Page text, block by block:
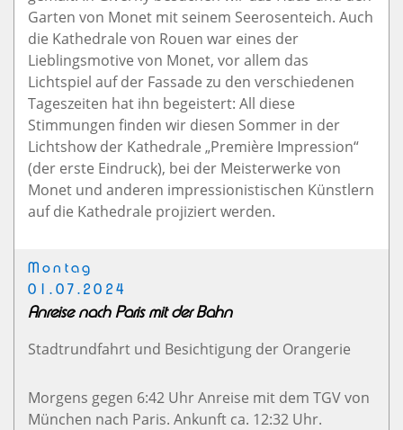
Garten von Monet mit seinem Seerosenteich. Auch
die Kathedrale von Rouen war eines der
Lieblingsmotive von Monet, vor allem das
Lichtspiel auf der Fassade zu den verschiedenen
Tageszeiten hat ihn begeistert: All diese
Stimmungen finden wir diesen Sommer in der
Lichtshow der Kathedrale „Première Impression“
(der erste Eindruck), bei der Meisterwerke von
Monet und anderen impressionistischen Künstlern
auf die Kathedrale projiziert werden.
Montag
01.07.2024
Anreise nach Paris mit der Bahn
Stadtrundfahrt und Besichtigung der Orangerie
Morgens gegen 6:42 Uhr Anreise mit dem TGV von
München nach Paris. Ankunft ca. 12:32 Uhr.